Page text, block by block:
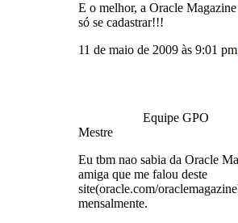
E o melhor, a Oracle
só se cadastrar!!!
11 de maio de 2009 às 9:01 pm
Equipe GPO
Mestre
Eu tbm nao sabia da Oracle
amiga que me falou deste
site(oracle.com/
mensalmente.